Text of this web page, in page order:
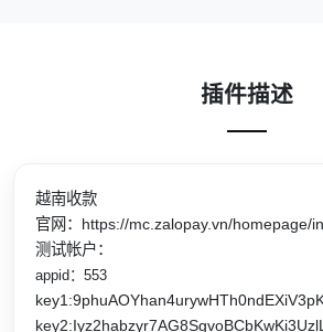
插件描述
越南收款
官网：https://mc.zalopay.vn/homepage/
测试帐户：
appid：553